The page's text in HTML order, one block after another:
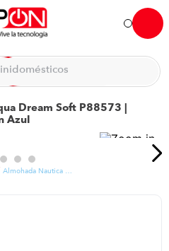
de cocina
Dream Soft P88573 |
Azul
Almohada Nautica Home Aqua Dream Soft P88573 | 45X65 Cm Color Blanco Con Azul